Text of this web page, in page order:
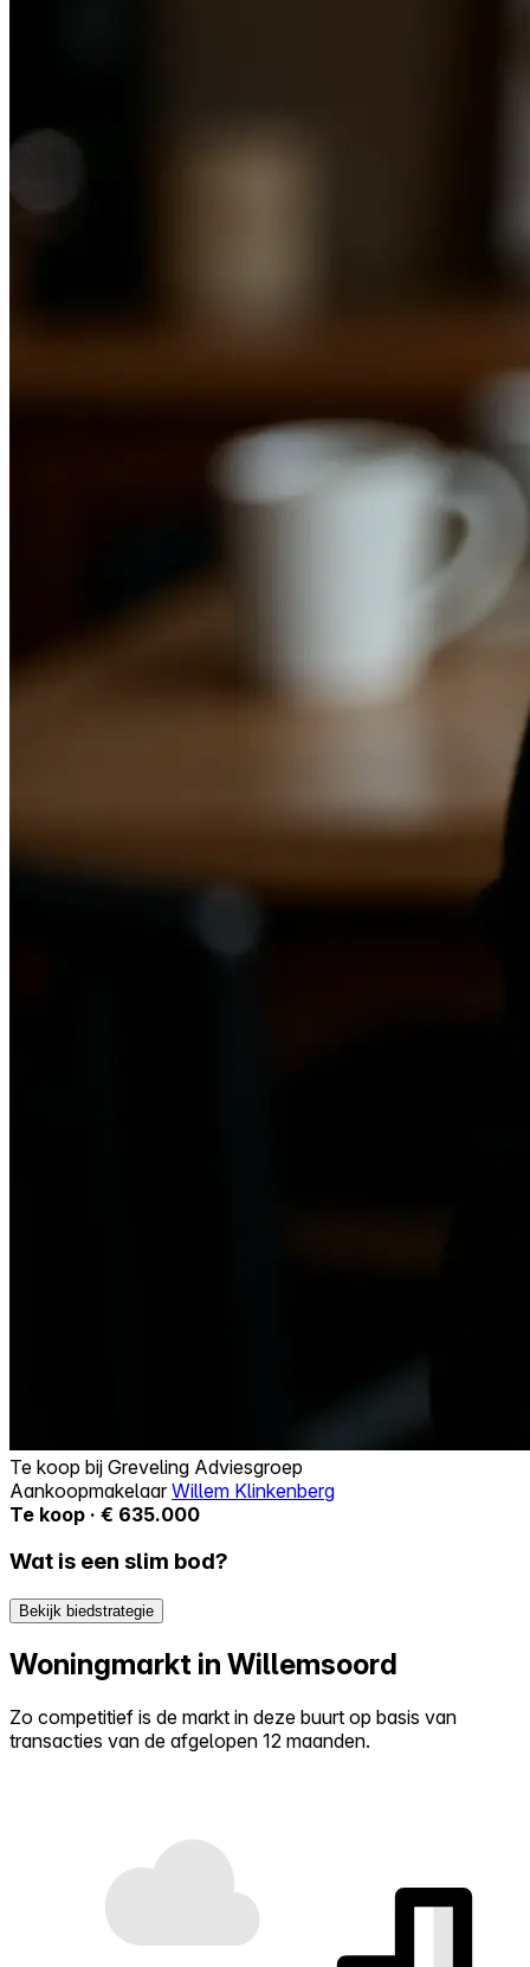
Te koop bij Greveling Adviesgroep
AankoopmakelaarWillem Klinkenberg
Te koop · € 635.000
Wat is een slim bod?
Bekijk biedstrategie
Woningmarkt in Willemsoord
Zo competitief is de markt in deze buurt op basis van
transacties van de afgelopen 12 maanden.